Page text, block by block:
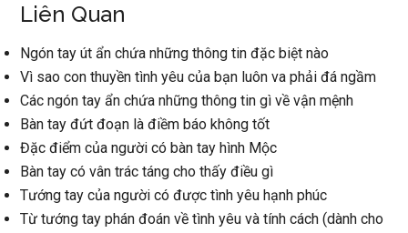
Liên Quan
Ngón tay út ẩn chứa những thông tin đặc biệt nào
Vì sao con thuyền tình yêu của bạn luôn va phải đá ngầm
Các ngón tay ẩn chứa những thông tin gì về vận mệnh
Bàn tay đứt đoạn là điềm báo không tốt
Đặc điểm của người có bàn tay hình Mộc
Bàn tay có vân trác táng cho thấy điều gì
Tướng tay của người có được tình yêu hạnh phúc
Từ tướng tay phán đoán về tình yêu và tính cách (dành cho